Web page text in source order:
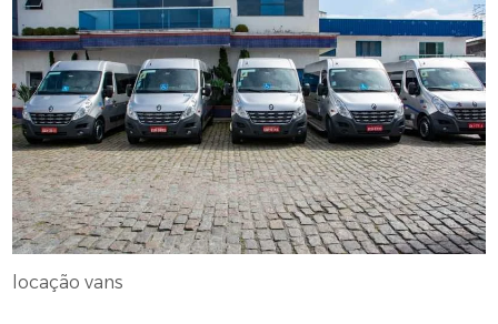
locação vans